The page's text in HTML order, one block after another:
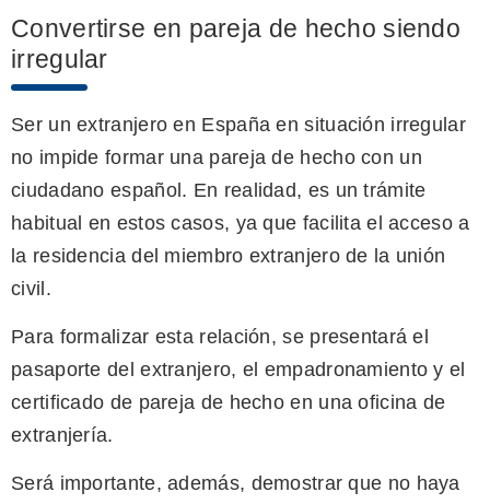
Convertirse en pareja de hecho siendo
irregular
Ser un extranjero en España en situación irregular
no impide formar una pareja de hecho con un
ciudadano español. En realidad, es un trámite
habitual en estos casos, ya que facilita el acceso a
la residencia del miembro extranjero de la unión
civil.
Para formalizar esta relación, se presentará el
pasaporte del extranjero, el empadronamiento y el
certificado de pareja de hecho en una oficina de
extranjería.
Será importante, además, demostrar que no haya